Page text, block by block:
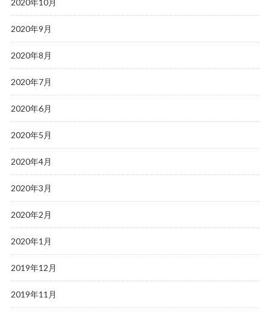
2020年9月
2020年8月
2020年7月
2020年6月
2020年5月
2020年4月
2020年3月
2020年2月
2020年1月
2019年12月
2019年11月